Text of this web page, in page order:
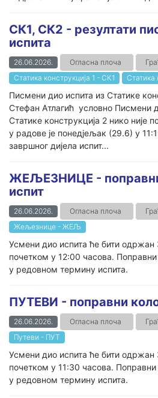
СК1, СК2 - резултати
испита
26.06.2026. Огласна плоча
Статика конструкција 1 - СК1
Статика
Писмени дио испита из Статике
Стефан Атлагић условно Писмени
Статике конструкција 2 нико није
у радове је понедјељак (29.6) у
завршног дијела испит...
ЖЕЉЕЗНИЦЕ - поправни
испит
26.06.2026. Огласна плоча
Жељезнице - ЖЕЉ
Усмени дио испита ће бити одржан
почетком у 12:00 часова.
у редовном термину испита.
ПУТЕВИ - поправни
26.06.2026. Огласна плоча
Путеви - ПУТ
Усмени дио испита ће бити одржан
почетком у 11:30 часова.
у редовном термину испита.